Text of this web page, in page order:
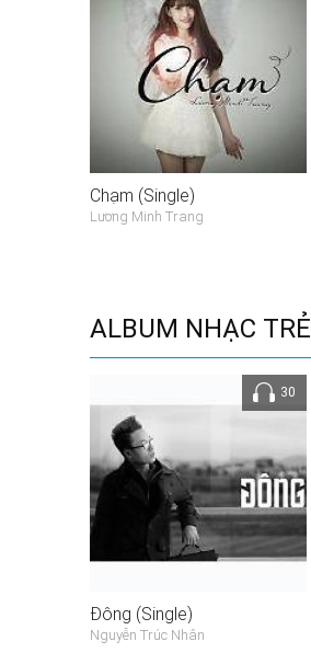
Chạm (Single)
Lương Minh Trang
ALBUM NHẠC TRẺ
30
Đông (Single)
Nguyễn Trúc Nhân